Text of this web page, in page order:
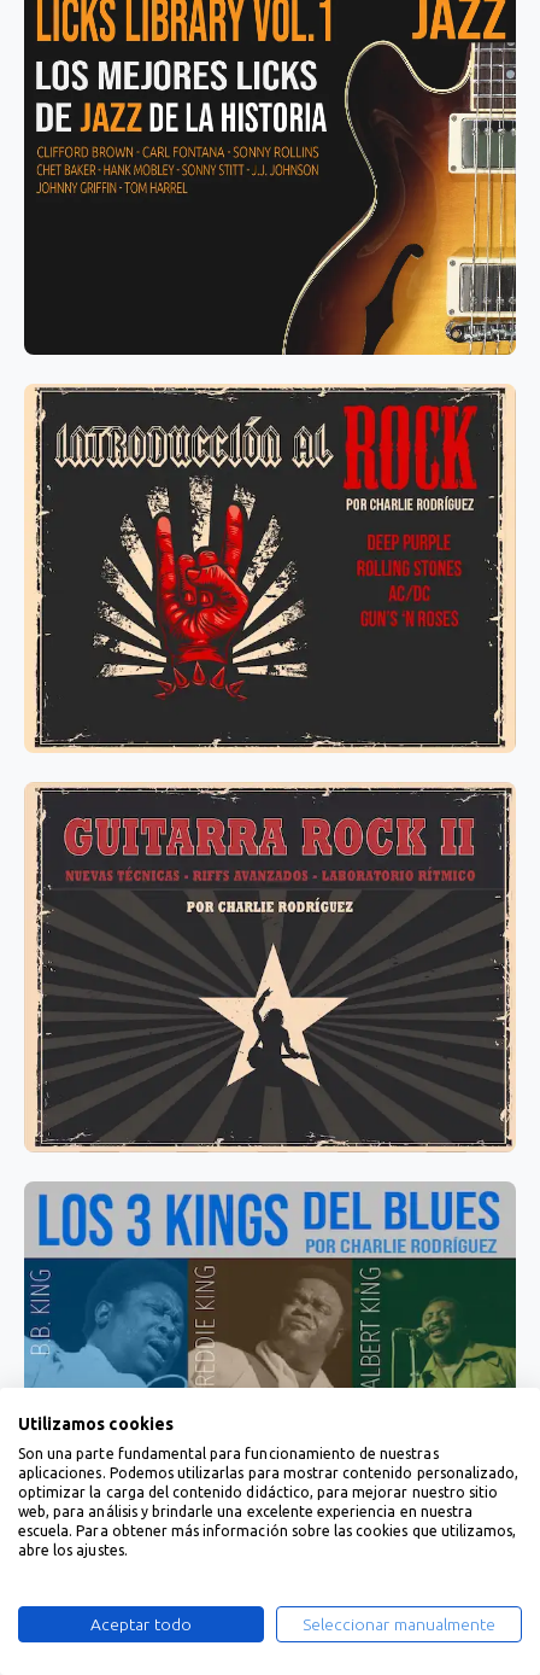
Utilizamos cookies
Son una parte fundamental para funcionamiento de nuestras
aplicaciones. Podemos utilizarlas para mostrar contenido personalizado,
optimizar la carga del contenido didáctico, para mejorar nuestro sitio
web, para análisis y brindarle una excelente experiencia en nuestra
escuela. Para obtener más información sobre las cookies que utilizamos,
abre los ajustes.
Aceptar todo Seleccionar manualmente